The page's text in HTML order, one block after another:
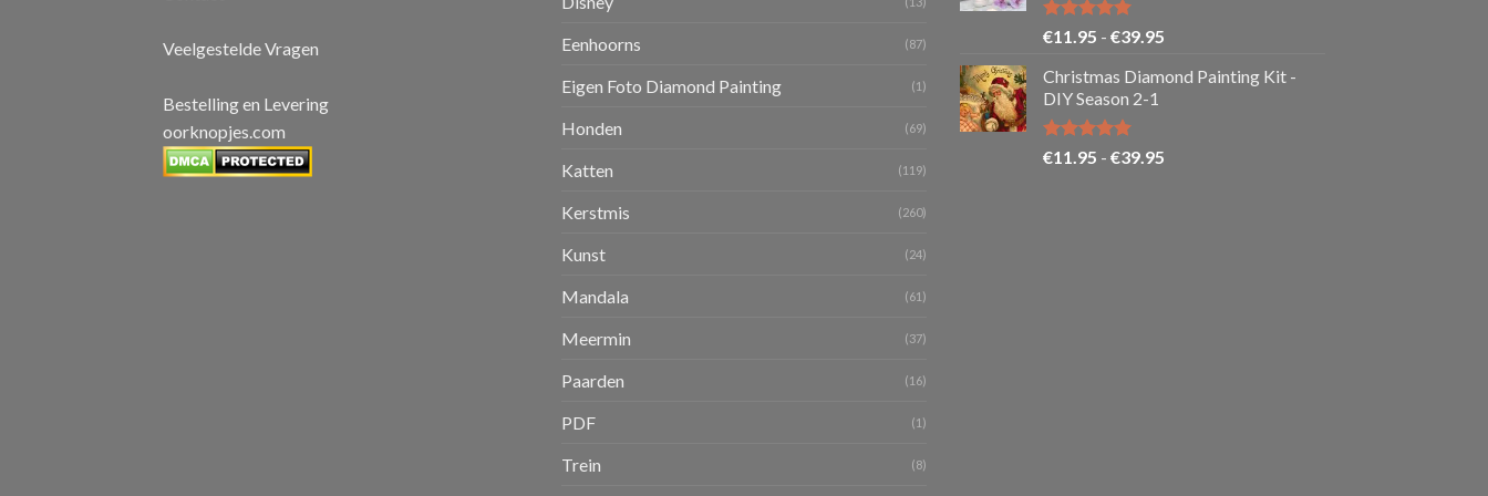
Veelgestelde Vragen
Bestelling en Levering
oorknopjes.com
Eenhoorns (87)
Eigen Foto Diamond Painting (1)
Honden (69)
Katten (119)
Kerstmis (260)
Kunst (24)
Mandala (61)
Meermin (37)
Paarden (16)
PDF (1)
Trein (8)
Gewaardeerd
€11.95 - €39.95
tot
Christmas Diamond Painting Kit -
DIY Season 2-1
Gewaardeerd
€11.95 - €39.95